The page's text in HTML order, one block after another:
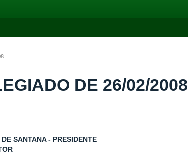
DE 26/02/2008
SANTANA - PRESIDENTE